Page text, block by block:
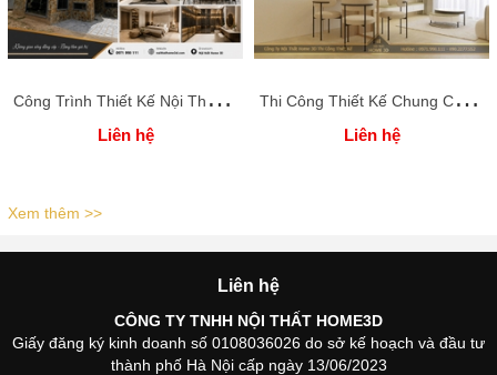
C
ông Trình Thiết Kế Nội Thất Full Căn BT44KĐT Sơn Nam Plaza, tỉnh Hưng Yên 250M2
Liên hệ
T
hi Công Thiết Kế Chung Cư OCEAN PARK 3 Phòng Ngủ - Anh Trung - Nội Thất Home 3D Thi Công Thiết Kế
Liên hệ
Xem thêm >>
Liên hệ
CÔNG TY TNHH NỘI THẤT HOME3D
Giấy đăng ký kinh doanh số 0108036026 do sở kế hoạch và đầu tư
thành phố Hà Nội cấp ngày 13/06/2023